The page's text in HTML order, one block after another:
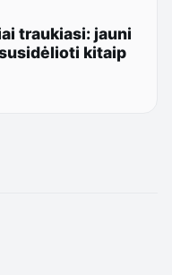
traukiasi: jauni
kitaip